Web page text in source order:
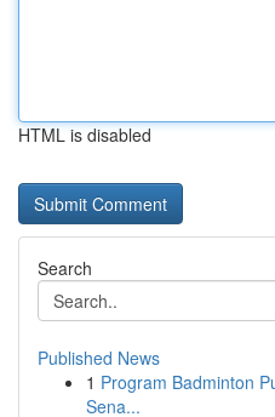
HTML is disabled
Search
Published News
1 Program Badminton
Sena...